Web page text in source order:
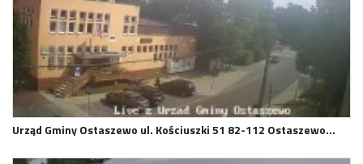
Urząd Gminy Ostaszewo ul. Kościuszki 51 82-112 Ostaszewo…